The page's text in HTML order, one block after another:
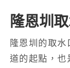
隆恩圳
隆恩圳的取水
道的起點，也